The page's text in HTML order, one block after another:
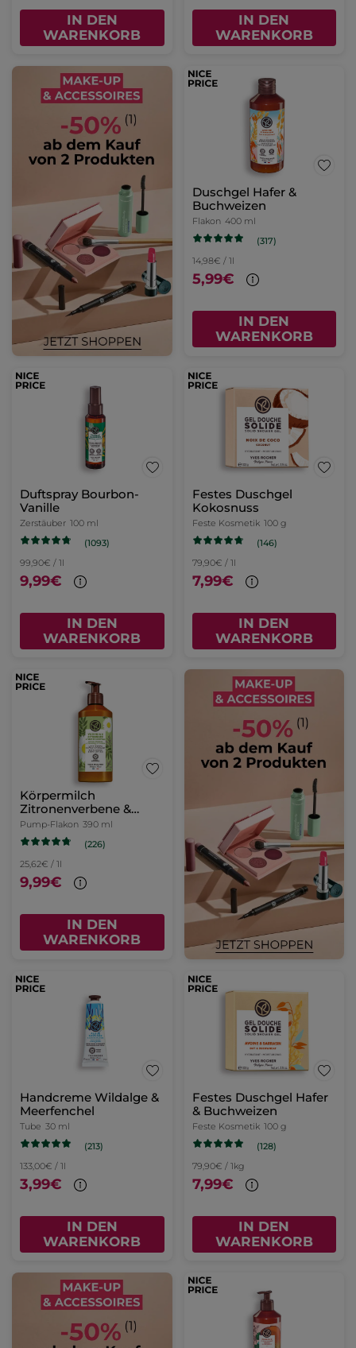
IN DEN
WARENKORB
IN DEN
WARENKORB
Duschgel Hafer &
Buchweizen
Flakon 400 ml
(317)
14,98€ / 1l
5,99€
IN DEN
WARENKORB
Duftspray Bourbon-
Vanille
Zerstäuber 100 ml
(1093)
99,90€ / 1l
9,99€
IN DEN
WARENKORB
Festes Duschgel
Kokosnuss
Feste Kosmetik 100 g
(146)
79,90€ / 1l
7,99€
IN DEN
WARENKORB
Körpermilch
Zitronenverbene &
Kamillenblüte
Pump-Flakon 390 ml
(226)
25,62€ / 1l
9,99€
IN DEN
WARENKORB
Handcreme Wildalge &
Meerfenchel
Tube 30 ml
(213)
133,00€ / 1l
3,99€
IN DEN
WARENKORB
Festes Duschgel Hafer
& Buchweizen
Feste Kosmetik 100 g
(128)
79,90€ / 1kg
7,99€
IN DEN
WARENKORB